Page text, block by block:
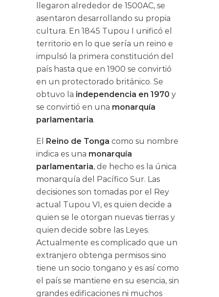
llegaron alrededor de 1500AC, se
asentaron desarrollando su propia
cultura. En 1845 Tupou I unificó el
territorio en lo que sería un reino e
impulsó la primera constitución del
país hasta que en 1900 se convirtió
en un protectorado británico. Se
obtuvo la independencia en 1970 y
se convirtió en una monarquía
parlamentaria.
El Reino de Tonga como su nombre
indica es una monarquía
parlamentaria, de hecho es la única
monarquía del Pacífico Sur. Las
decisiones son tomadas por el Rey
actual Tupou VI, es quien decide a
quien se le otorgan nuevas tierras y
quien decide sobre las Leyes.
Actualmente es complicado que un
extranjero obtenga permisos sino
tiene un socio tongano y es así como
el país se mantiene en su esencia, sin
grandes edificaciones ni muchos